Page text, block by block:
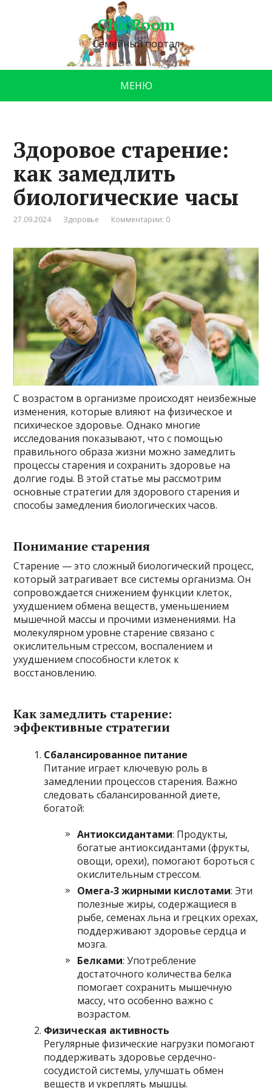
ChicRoom
Семейный портал
МЕНЮ
Здоровое старение:
как замедлить
биологические часы
27.09.2024 Здоровье Комментарии: 0
С возрастом в организме происходят неизбежные
изменения, которые влияют на физическое и
психическое здоровье. Однако многие
исследования показывают, что с помощью
правильного образа жизни можно замедлить
процессы старения и сохранить здоровье на
долгие годы. В этой статье мы рассмотрим
основные стратегии для здорового старения и
способы замедления биологических часов.
Понимание старения
Старение — это сложный биологический процесс,
который затрагивает все системы организма. Он
сопровождается снижением функции клеток,
ухудшением обмена веществ, уменьшением
мышечной массы и прочими изменениями. На
молекулярном уровне старение связано с
окислительным стрессом, воспалением и
ухудшением способности клеток к
восстановлению.
Как замедлить старение:
эффективные стратегии
Сбалансированное питание
Питание играет ключевую роль в
замедлении процессов старения. Важно
следовать сбалансированной диете,
богатой:
Антиоксидантами: Продукты,
богатые антиоксидантами (фрукты,
овощи, орехи), помогают бороться с
окислительным стрессом.
Омега-3 жирными кислотами: Эти
полезные жиры, содержащиеся в
рыбе, семенах льна и грецких орехах,
поддерживают здоровье сердца и
мозга.
Белками: Употребление
достаточного количества белка
помогает сохранить мышечную
массу, что особенно важно с
возрастом.
Физическая активность
Регулярные физические нагрузки помогают
поддерживать здоровье сердечно-
сосудистой системы, улучшать обмен
веществ и укреплять мышцы.